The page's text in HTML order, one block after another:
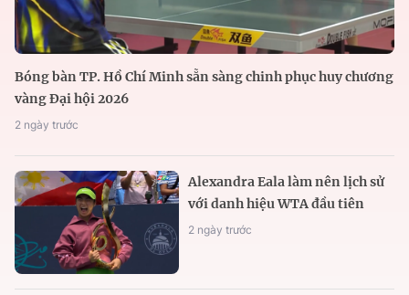
Bóng bàn TP. Hồ Chí Minh sẵn sàng chinh phục huy chương
vàng Đại hội 2026
2 ngày trước
Alexandra Eala làm nên lịch sử
với danh hiệu WTA đầu tiên
2 ngày trước